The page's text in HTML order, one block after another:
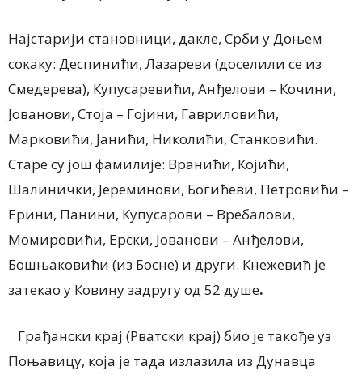
Најстарији становници, дакле, Срби у Доњем
сокаку: Деспинићи, Лазареви (доселили се из
Смедерева), Купусаревићи, Анђелови – Кочини,
Јованови, Стоја – Гојини, Гавриловићи,
Марковићи, Јанићи, Николићи, Станковићи.
Старе су још фамилије: Вранићи, Којићи,
Шалинички, Јереминови, Богићеви, Петровићи –
Ерини, Панини, Купусарови – Вребалови,
Момировићи, Ерски, Јованови – Анђелови,
Бошњаковићи (из Босне) и други. Кнежевић је
затекао у Ковину задругу од 52 душе.
Грађански крај (Рватски крај) био је такође уз
Поњавицу, која је тада излазила из Дунавца